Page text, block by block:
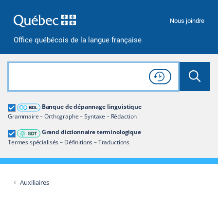
Office québécois de la langue française
Nous joindre
Rechercher dans tout le site
Lancer
Consulter l'
Historique
de recherche
Banque de dépannage linguistique
Grammaire – Orthographe – Syntaxe – Rédaction
Grand dictionnaire terminologique
Termes spécialisés – Définitions – Traductions
Grand dictionnaire terminologique
Restreindre aux termes
Auxiliaires